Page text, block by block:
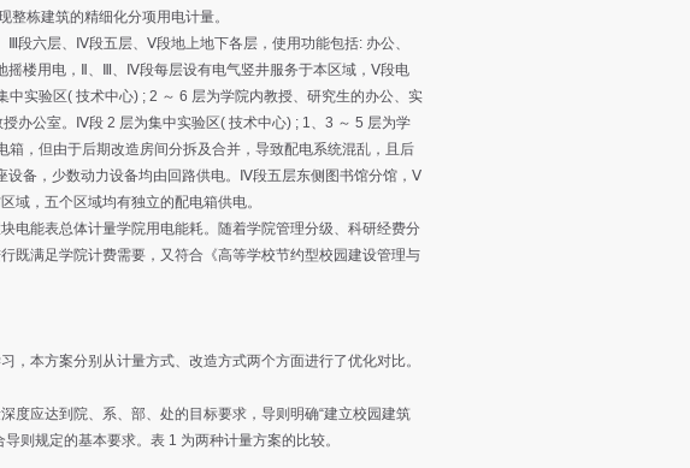
栋建筑的精细化分项用电计量。
六层、Ⅳ段五层、Ⅴ段地上地下各层，使用功能包括: 办公、
摇楼用电，Ⅱ、Ⅲ、Ⅳ段每层设有电气竖井服务于本区域，Ⅴ段电
实验区( 技术中心) ; 2 ～ 6 层为学院内教授、研究生的办公、实
办公室。Ⅳ段 2 层为集中实验区( 技术中心) ; 1、3 ～ 5 层为学
，但由于后期改造房间分拆及合并，导致配电系统混乱，且后
备，少数动力设备均由回路供电。Ⅳ段五层东侧图书馆分馆，Ⅴ
域，五个区域均有独立的配电箱供电。
能表总体计量学院用电能耗。随着学院管理分级、科研经费分
既满足学院计费需要，又符合《高等学校节约型校园建设管理与
本方案分别从计量方式、改造方式两个方面进行了优化对比。
应达到院、系、部、处的目标要求，导则明确“建立校园建筑
则规定的基本要求。表 1 为两种计量方案的比较。